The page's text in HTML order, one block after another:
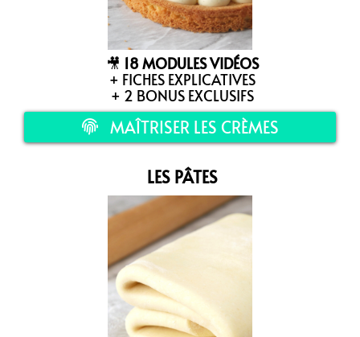
🎥 18 MODULES VIDÉOS
+ FICHES EXPLICATIVES
+ 2 BONUS EXCLUSIFS
MAÎTRISER LES CRÈMES
LES PÂTES